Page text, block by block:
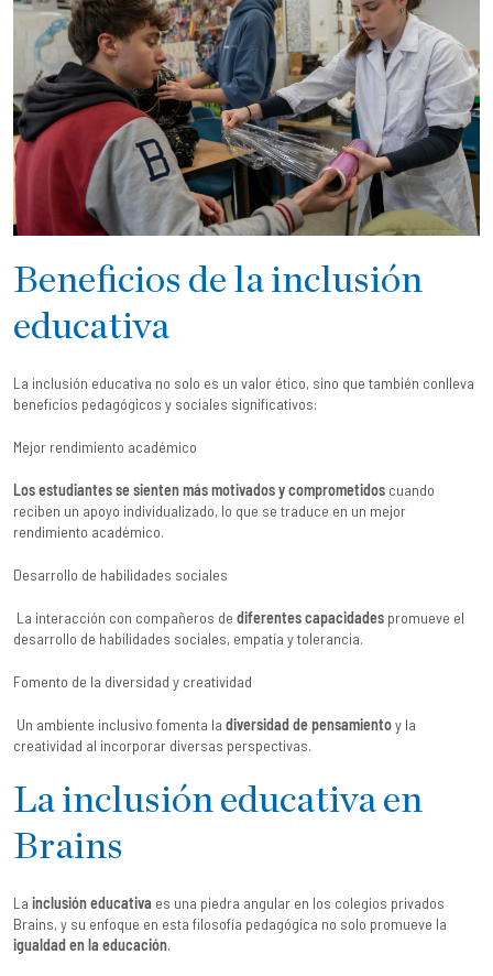
Beneficios de la inclusión
educativa
La inclusión educativa no solo es un valor ético, sino que también conlleva
beneficios pedagógicos y sociales significativos:
Mejor rendimiento académico
Los estudiantes se sienten más motivados y comprometidos cuando
reciben un apoyo individualizado, lo que se traduce en un mejor
rendimiento académico.
Desarrollo de habilidades sociales
La interacción con compañeros de diferentes capacidades promueve el
desarrollo de habilidades sociales, empatía y tolerancia.
Fomento de la diversidad y creatividad
Un ambiente inclusivo fomenta la diversidad de pensamientoy la
creatividad al incorporar diversas perspectivas.
La inclusión educativa en
Brains
La inclusión educativa es una piedra angular en los colegios privados
Brains, y su enfoque en esta filosofía pedagógica no solo promueve la
igualdad en la educación.